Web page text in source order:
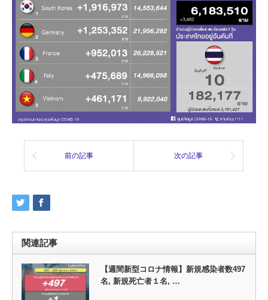
前の記事 次の記事
関連記事
【週間新型コロナ情報】新規感染者数497
名, 新規死亡者１名, …